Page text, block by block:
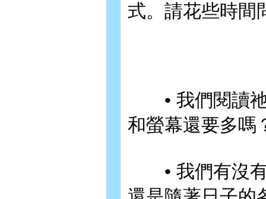
式。請花些時間
• 我們閱讀祂
和螢幕還要多嗎
• 我們有沒有